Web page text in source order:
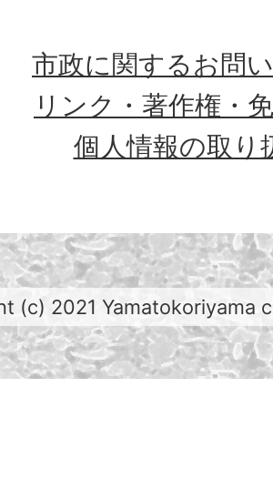
市政に関するお問
リンク・著作権・
個人情報の取り
(c) 2021 Yamatokoriyama